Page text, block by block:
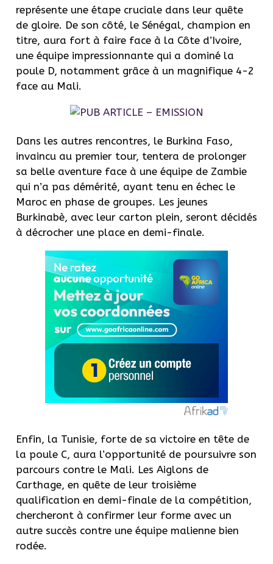
représente une étape cruciale dans leur quête
de gloire. De son côté, le Sénégal, champion en
titre, aura fort à faire face à la Côte d’Ivoire,
une équipe impressionnante qui a dominé la
poule D, notamment grâce à un magnifique 4-2
face au Mali.
Dans les autres rencontres, le Burkina Faso,
invaincu au premier tour, tentera de prolonger
sa belle aventure face à une équipe de Zambie
qui n’a pas démérité, ayant tenu en échec le
Maroc en phase de groupes. Les jeunes
Burkinabè, avec leur carton plein, seront décidés
à décrocher une place en demi-finale.
Enfin, la Tunisie, forte de sa victoire en tête de
la poule C, aura l’opportunité de poursuivre son
parcours contre le Mali. Les Aiglons de
Carthage, en quête de leur troisième
qualification en demi-finale de la compétition,
chercheront à confirmer leur forme avec un
autre succès contre une équipe malienne bien
rodée.